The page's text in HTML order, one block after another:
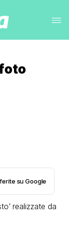
su Google
realizzate da